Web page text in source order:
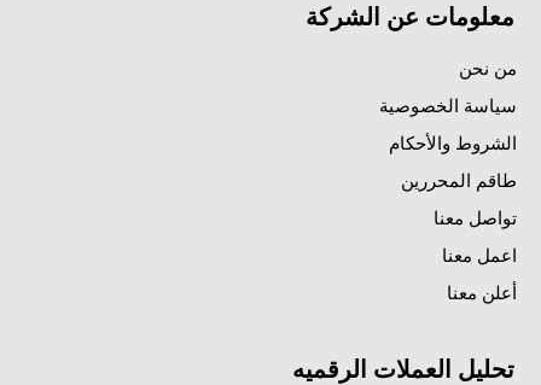
معلومات عن الشركة
من نحن
سياسة الخصوصية
الشروط والأحكام
طاقم المحررين
تواصل معنا
اعمل معنا
أعلن معنا
تحليل العملات الرقميه